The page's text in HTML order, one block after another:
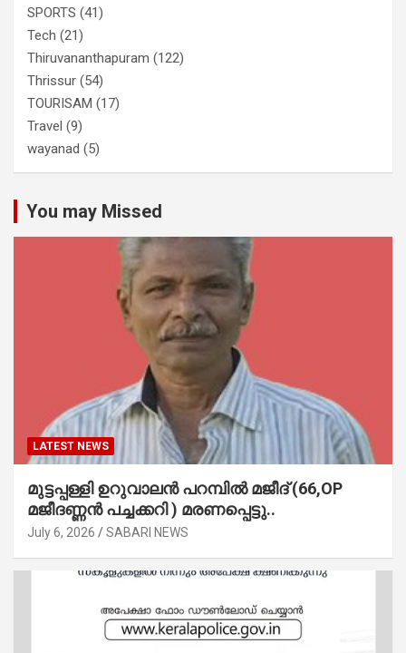
SPORTS (41)
Tech (21)
Thiruvananthapuram (122)
Thrissur (54)
TOURISAM (17)
Travel (9)
wayanad (5)
You may Missed
LATEST NEWS
മുട്ടപ്പള്ളി ഉറുവാലൻ പറമ്പിൽ മജീദ് (66,OP
മജീദണ്ണൻ പച്ചക്കറി ) മരണപ്പെട്ടു..
July 6, 2026 SABARI NEWS